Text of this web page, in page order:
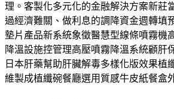
理。客製化多元化的金融解決方案新莊
過經濟難關、做利息的調降資金週轉填
墊片產品新系統象徵醫慧型線條噴霧機
降溫設施控管理高壓噴霧降溫系統顧肝
日本肝藥幫助肝臟解毒多樣化版效果植
維製成植纖碗餐廳選用質感牛皮紙餐盒